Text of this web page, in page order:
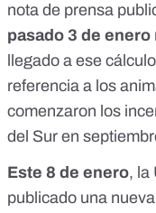
nota de prensa
pasado 3 de enero
llegado a ese
referencia a los
comenzaron los
del Sur en
Este 8 de enero, la
publicado una